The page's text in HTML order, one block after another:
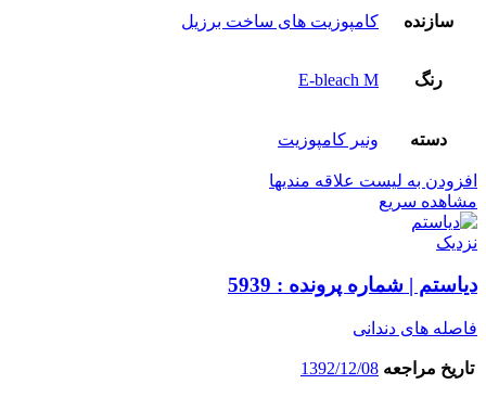
سازنده کامپوزیت های ساخت برزیل
رنگ E-bleach M
دسته ونیر کامپوزیت
افزودن به لیست علاقه مندیها
مشاهده سریع
نزدیک
دیاستم | شماره پرونده : 5939
فاصله های دندانی
تاریخ مراجعه 1392/12/08